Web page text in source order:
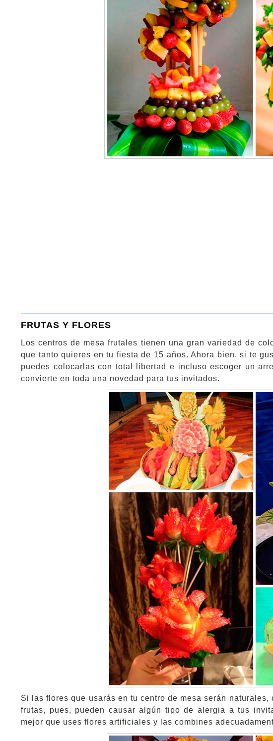
FRUTAS Y FLORES
Los centros de mesa frutales tienen una gran variedad de
que tanto quieres en tu fiesta de 15 años. Ahora bien, si te
puedes colocarlas con total libertad e incluso escoger un
convierte en toda una novedad para tus invitados.
Si las flores que usarás en tu centro de mesa serán
frutas, pues, pueden causar algún tipo de alergia a tus
mejor que uses flores artificiales y las combines